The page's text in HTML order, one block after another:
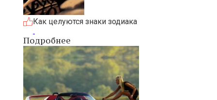
Как целуются знаки зодиака
Подробнее